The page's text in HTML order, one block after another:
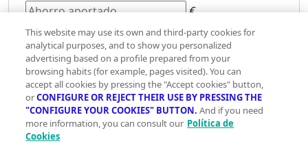
€
0€
3.000.000€
Plazo
en
años
This website may use its own and third-party cookies for
analytical purposes, and to show you personalized
advertising based on a profile prepared from your
browsing habits (for example, pages visited). You can
accept all cookies by pressing the "Accept cookies" button,
orCONFIGURE OR REJECT THEIR USE BY PRESSING THE
"CONFIGURE YOUR COOKIES" BUTTON. And if you need
more information, you can consult our Política de
Cookies